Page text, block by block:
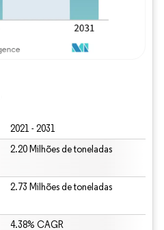
2021 - 2031
2.20 Milhões de toneladas
2.73 Milhões de toneladas
4.38% CAGR